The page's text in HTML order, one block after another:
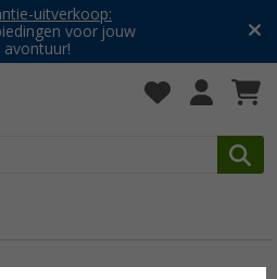
uitverkoop:
voor jouw
avontuur!